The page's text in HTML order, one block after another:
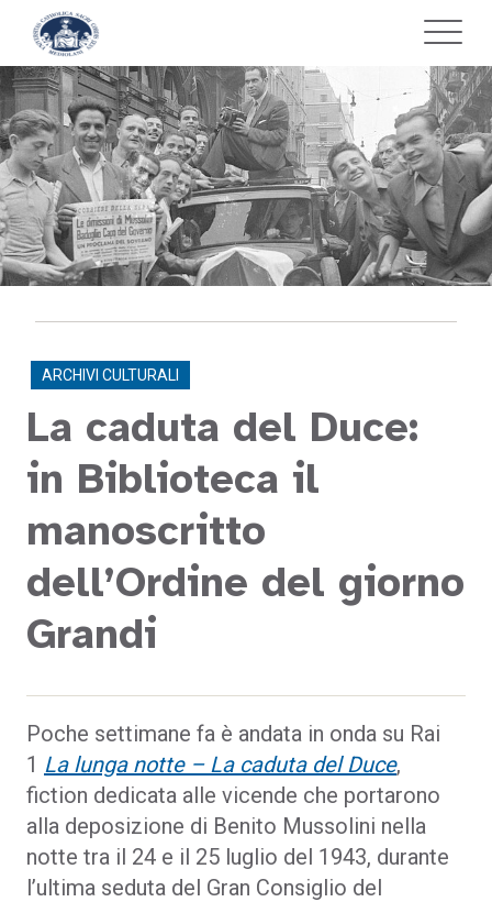
ARCHIVI CULTURALI
La caduta del Duce:
in Biblioteca il
manoscritto
dell’Ordine del giorno
Grandi
Poche settimane fa è andata in onda su Rai
1 La lunga notte – La caduta del Duce,
fiction dedicata alle vicende che portarono
alla deposizione di Benito Mussolini nella
notte tra il 24 e il 25 luglio del 1943, durante
l’ultima seduta del Gran Consiglio del